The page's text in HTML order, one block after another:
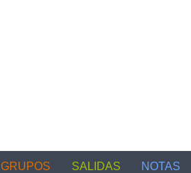
GRUPOS SALIDAS NOTAS